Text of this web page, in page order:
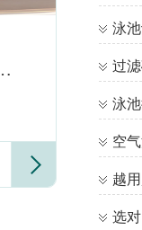
克循环水泵，适配全场景泳池 过
泳
空
越
选